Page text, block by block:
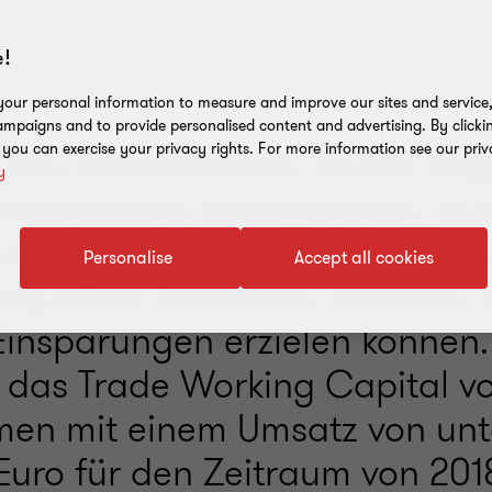
erschienenen Studie
Unternehmen
des Working Capital-
freisetzen, sondern
erzielen
Trade Working Capital
mit einem Umsatz von
für den Zeitraum von
personal information to measure and improve our sites and
and to provide personalised content and advertising. By
can exercise your privacy rights. For more information see our
Accept all cookies
Personalise